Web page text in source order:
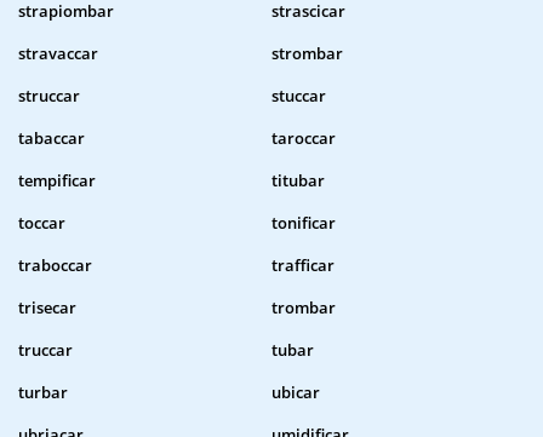
strapiombar
strascicar
stravaccar
strombar
struccar
stuccar
tabaccar
taroccar
tempificar
titubar
toccar
tonificar
traboccar
trafficar
trisecar
trombar
truccar
tubar
turbar
ubicar